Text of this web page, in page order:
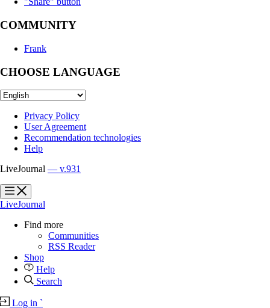
COMMUNITY
Frank
CHOOSE LANGUAGE
Privacy Policy
User Agreement
Recommendation technologies
Help
LiveJournal — v.931
?
?
LiveJournal
Find more
Communities
RSS Reader
Shop
Help
Search
Log in `